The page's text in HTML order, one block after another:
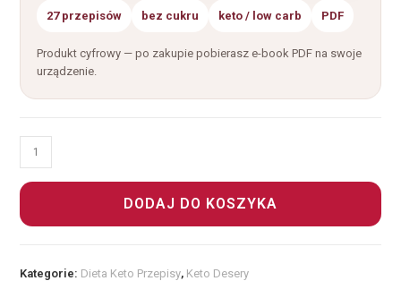
27 przepisów bez cukru keto / low carb PDF
Produkt cyfrowy — po zakupie pobierasz e-book PDF na swoje
urządzenie.
DODAJ DO KOSZYKA
Kategorie: Dieta Keto Przepisy, Keto Desery